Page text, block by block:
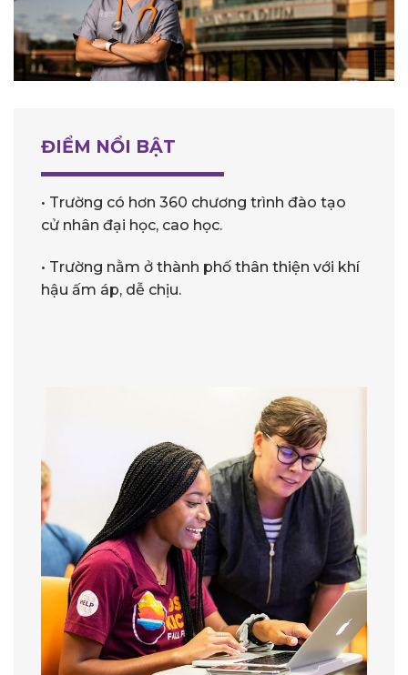
ĐIỂM NỔI BẬT
• Trường có hơn 360 chương trình đào tạo
cử nhân đại học, cao học.
• Trường nằm ở thành phố thân thiện với khí
hậu ấm áp, dễ chịu.